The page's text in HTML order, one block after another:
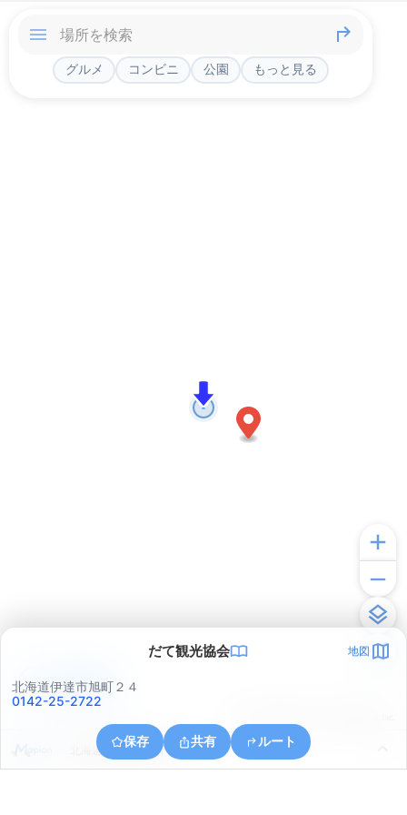
グルメ コンビニ 公園 もっと見る
だて観光協会 地図
北海道伊達市旭町２４
0142-25-2722
保存 共有 ルート
北海道伊達市館山下町
アプリで見る